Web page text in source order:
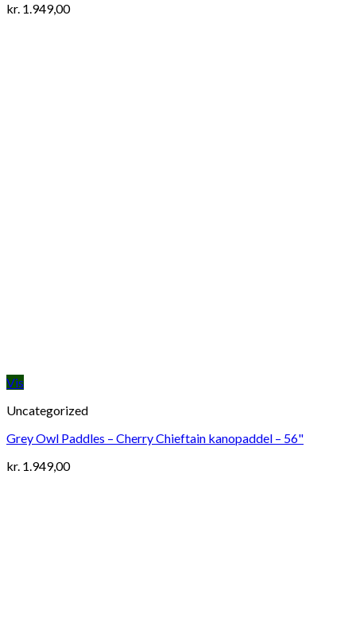
kr. 1.949,00
Vis
Uncategorized
Grey Owl Paddles – Cherry Chieftain kanopaddel – 56"
kr. 1.949,00